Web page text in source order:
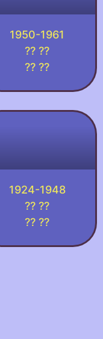
1950-1961
?? ??
?? ??
1924-1948
?? ??
?? ??